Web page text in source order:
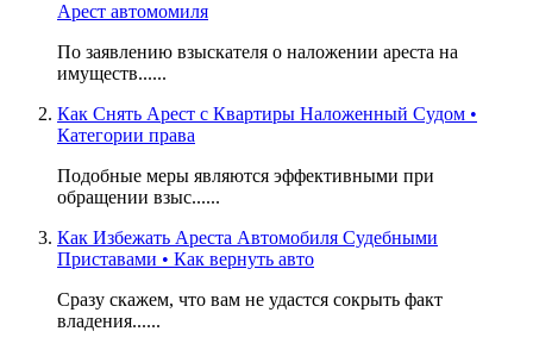
Арест автомомиля
По заявлению взыскателя о наложении ареста на
имуществ......
Как Снять Арест с Квартиры Наложенный Судом •
Категории права
Подобные меры являются эффективными при
обращении взыс......
Как Избежать Ареста Автомобиля Судебными
Приставами • Как вернуть авто
Сразу скажем, что вам не удастся сокрыть факт
владения......